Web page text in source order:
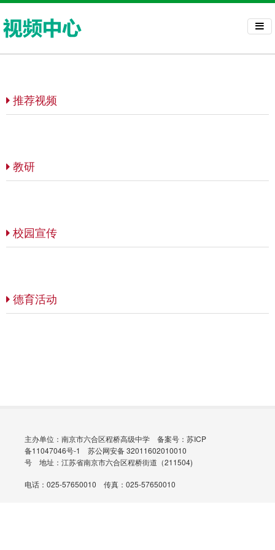
推荐视频
教研
校园宣传
德育活动
主办单位：南京市六合区程桥高级中学 备案号：苏ICP
备11047046号-1
苏公网安备 32011602010010
号 地址：江苏省南京市六合区程桥街道（211504)
电话：025-57650010 传真：025-57650010